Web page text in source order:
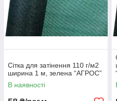
Сітка для затінення 110 г/м2
ширина 1 м, зелена “AГРОС”
В наявності